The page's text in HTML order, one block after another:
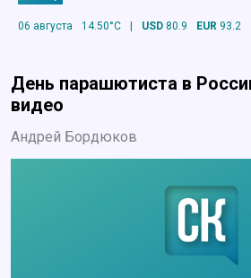
06 августа 14.50°C | USD 80.9 EUR 93.2
День парашютиста в
видео
Андрей Бордюков